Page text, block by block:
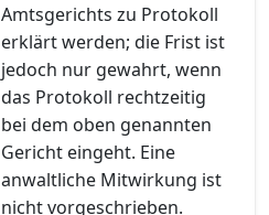
Amtsgerichts zu Protokoll
erklärt werden; die Frist ist
jedoch nur gewahrt, wenn
das Protokoll rechtzeitig
bei dem oben genannten
Gericht eingeht. Eine
anwaltliche Mitwirkung ist
nicht vorgeschrieben.